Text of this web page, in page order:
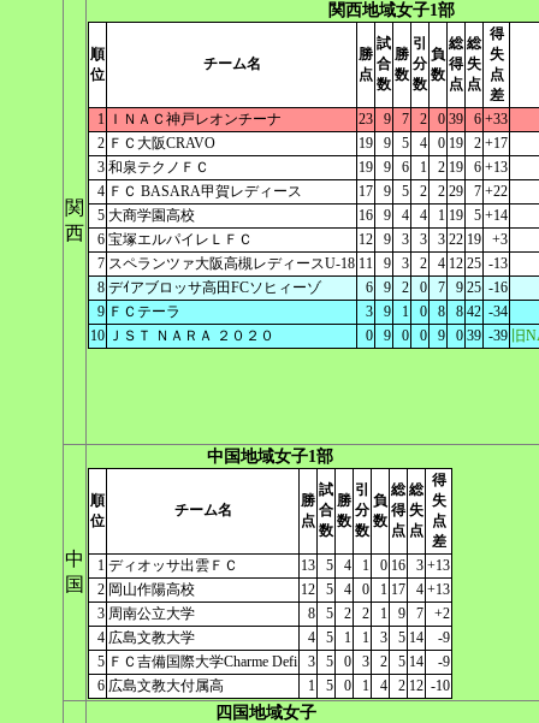
関
西
関西地域女子1部
順
位
チーム名
勝
点
試
合
数
勝
数
引
分
数
負
数
総
得
点
総
失
点
得
失
点
差
1 ＩＮＡＣ神戸レオンチーナ 23 9 7 2 0 39 6 +33
2 ＦＣ大阪CRAVO 19 9 5 4 0 19 2 +17
3 和泉テクノＦＣ 19 9 6 1 2 19 6 +13
4 ＦＣ BASARA甲賀レディース 17 9 5 2 2 29 7 +22
5 大商学園高校 16 9 4 4 1 19 5 +14
6 宝塚エルパイレＬＦＣ 12 9 3 3 3 22 19
+3
7 スペランツァ大阪高槻レディースU-18 11 9 3 2 4 12 25 -13
8 デｲアブロッサ高田FCソヒィーゾ 6 9 2 0 7 9 25 -16
9 ＦＣテーラ 3 9 1 0 8 8 42 -34
10 ＪＳＴ ＮＡＲＡ ２０２０ 0 9 0 0 9 0 39 -39 旧
中
国
中国地域女子1部
順
位
チーム名
勝
点
試
合
数
勝
数
引
分
数
負
数
総
得
点
総
失
点
得
失
点
差
1 ディオッサ出雲ＦＣ 13 5 4 1 0 16 3 +13
2 岡山作陽高校 12 5 4 0 1 17 4 +13
3 周南公立大学 8 5 2 2 1 9 7
+2
4 広島文教大学 4 5 1 1 3 5 14
-9
5 ＦＣ吉備国際大学Charme Defi 3 5 0 3 2 5 14
-9
6 広島文教大付属高 1 5 0 1 4 2 12 -10
四国地域女子